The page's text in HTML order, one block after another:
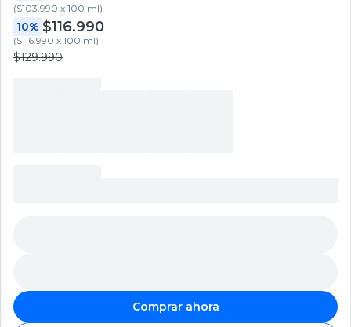
($103.990 x 100 ml)
10% $116.990
($116.990 x 100 ml)
$129.990
Comprar ahora